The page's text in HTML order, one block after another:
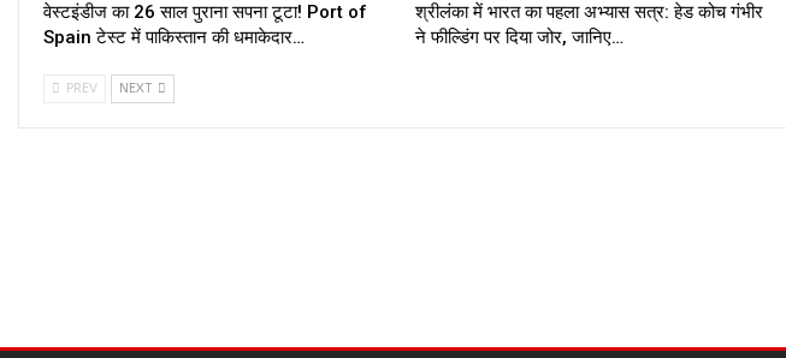
वेस्टइंडीज का 26 साल पुराना सपना टूटा! Port of
Spain टेस्ट में पाकिस्तान की धमाकेदार…
श्रीलंका में भारत का पहला अभ्यास सत्र: हेड कोच गंभीर
ने फील्डिंग पर दिया जोर, जानिए…
PREV NEXT